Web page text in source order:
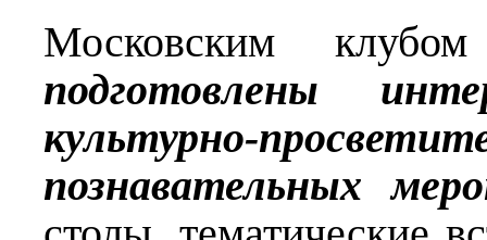
Московским
подготовлены
культурно-
познавательных